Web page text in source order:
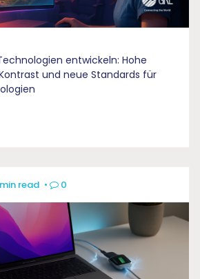
entwickeln: Hohe
und neue Standards für
read • 0